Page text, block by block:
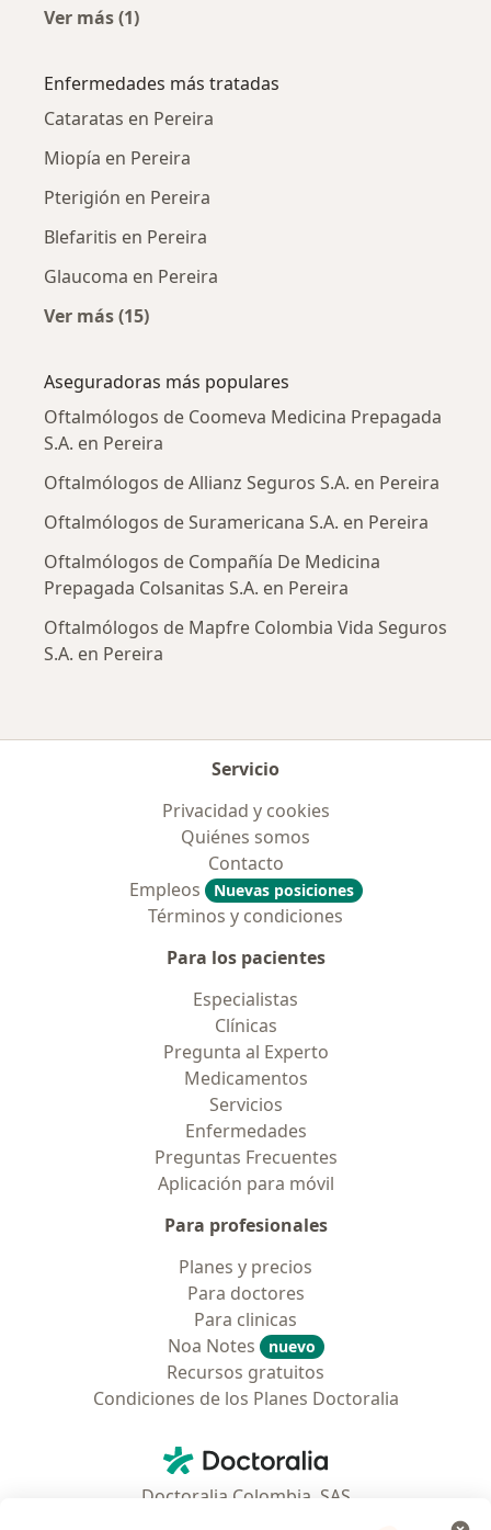
Ver más (1)
Enfermedades más tratadas
Cataratas en Pereira
Miopía en Pereira
Pterigión en Pereira
Blefaritis en Pereira
Glaucoma en Pereira
Ver más (15)
Aseguradoras más populares
Oftalmólogos de Coomeva Medicina Prepagada
S.A. en Pereira
Oftalmólogos de Allianz Seguros S.A. en Pereira
Oftalmólogos de Suramericana S.A. en Pereira
Oftalmólogos de Compañía De Medicina
Prepagada Colsanitas S.A. en Pereira
Oftalmólogos de Mapfre Colombia Vida Seguros
S.A. en Pereira
Servicio
Privacidad y cookies
Quiénes somos
Contacto
Empleos
Nuevas posiciones
Términos y condiciones
Para los pacientes
Especialistas
Clínicas
Pregunta al Experto
Medicamentos
Servicios
Enfermedades
Preguntas Frecuentes
Aplicación para móvil
Para profesionales
Planes y precios
Para doctores
Para clinicas
Noa Notes
nuevo
Recursos gratuitos
Condiciones de los Planes Doctoralia
Doctoralia - Página de inicio
Doctoralia Colombia, SAS